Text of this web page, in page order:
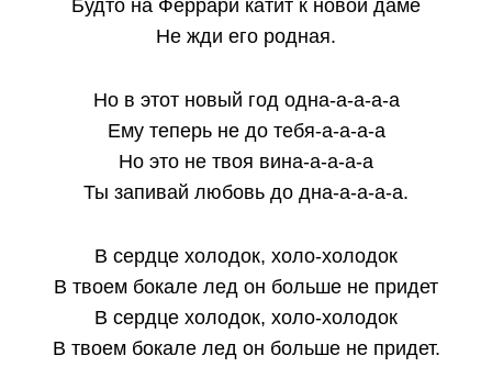
Будто на Феррари катит к новой даме
Не жди его родная.
Но в этот новый год одна-а-а-а-а
Ему теперь не до тебя-а-а-а-а
Но это не твоя вина-а-а-а-а
Ты запивай любовь до дна-а-а-а-а.
В сердце холодок, холо-холодок
В твоем бокале лед он больше не придет
В сердце холодок, холо-холодок
В твоем бокале лед он больше не придет.